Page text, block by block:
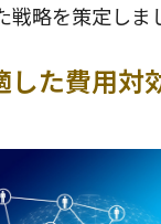
略を策定しま
した費用対